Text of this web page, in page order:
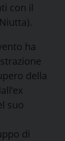
con il
ha
della
suo
di